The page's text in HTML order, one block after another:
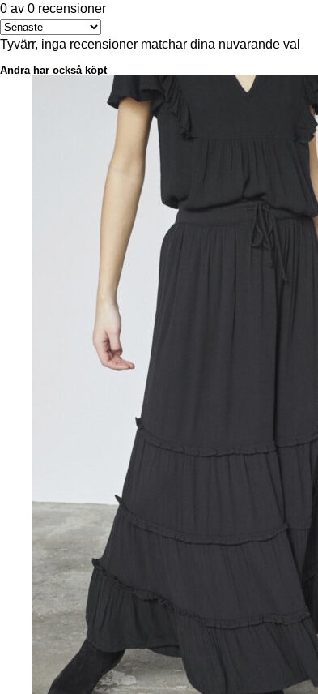
0 av 0 recensioner
Tyvärr, inga recensioner matchar dina nuvarande val
Andra har också köpt